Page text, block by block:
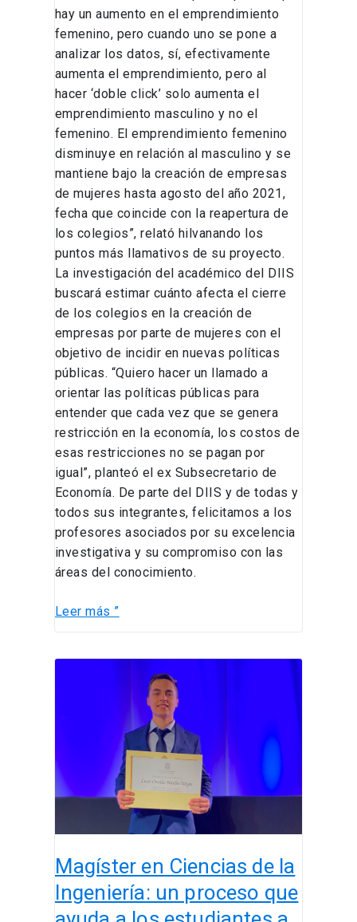
hay un aumento en el emprendimiento
femenino, pero cuando uno se pone a
analizar los datos, sí, efectivamente
aumenta el emprendimiento, pero al
hacer ‘doble click’ solo aumenta el
emprendimiento masculino y no el
femenino. El emprendimiento femenino
disminuye en relación al masculino y se
mantiene bajo la creación de empresas
de mujeres hasta agosto del año 2021,
fecha que coincide con la reapertura de
los colegios”, relató hilvanando los
puntos más llamativos de su proyecto.
La investigación del académico del DIIS
buscará estimar cuánto afecta el cierre
de los colegios en la creación de
empresas por parte de mujeres con el
objetivo de incidir en nuevas políticas
públicas. “Quiero hacer un llamado a
orientar las políticas públicas para
entender que cada vez que se genera
restricción en la economía, los costos de
esas restricciones no se pagan por
igual”, planteó el ex Subsecretario de
Economía. De parte del DIIS y de todas y
todos sus integrantes, felicitamos a los
profesores asociados por su excelencia
investigativa y su compromiso con las
áreas del conocimiento.
Leer más ”
Magíster en Ciencias de la
Ingeniería: un proceso que
Ingeniería:
un
a
los
estudiantes